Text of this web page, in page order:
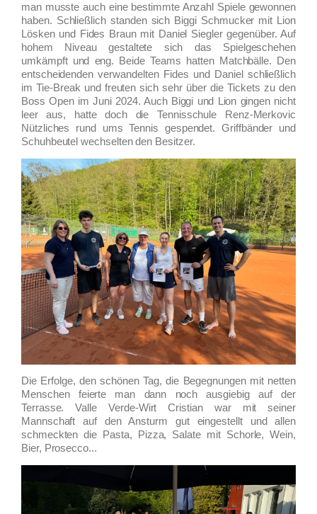
man musste auch eine bestimmte Anzahl Spiele gewonnen
haben. Schließlich standen sich Biggi Schmucker mit Lion
Lösken und Fides Braun mit Daniel Siegler gegenüber. Auf
hohem Niveau gestaltete sich das Spielgeschehen
umkämpft und eng. Beide Teams hatten Matchbälle. Den
entscheidenden verwandelten Fides und Daniel schließlich
im Tie-Break und freuten sich sehr über die Tickets zu den
Boss Open im Juni 2024. Auch Biggi und Lion gingen nicht
leer aus, hatte doch die Tennisschule Renz-Merkovic
Nützliches rund ums Tennis gespendet. Griffbänder und
Schuhbeutel wechselten den Besitzer.
Die Erfolge, den schönen Tag, die Begegnungen mit netten
Menschen feierte man dann noch ausgiebig auf der
Terrasse. Valle Verde-Wirt Cristian war mit seiner
Mannschaft auf den Ansturm gut eingestellt und allen
schmeckten die Pasta, Pizza, Salate mit Schorle, Wein,
Bier, Prosecco...